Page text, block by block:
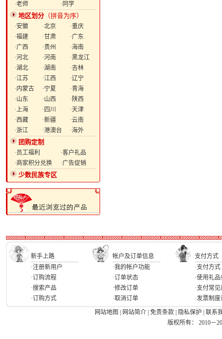
·老师
·同学
地区划分 （拼音为序）
·安徽 ·北京
·重庆
·福建
·甘肃
·广东
·广西
·贵州
·海南
·河北
·河南
·黑龙江
·湖北
·湖南
·吉林
·江苏
·江西
·辽宁
·内蒙古
·宁夏
·青海
·山东
·山西
·陕西
·上海
·四川
·天津
·西藏
·新疆
·云南
·浙江
·港澳台 ·海外
团购定制
·员工福利
·客户礼品
·商家积分兑换
·广告促销
少数民族专区
新手上路 帐户及订单信息
支付方式
·注册新用户
·订购流程
·搜索产品
·订购方式
·我的帐户功能
·订单状态
·修改订单
·取消订单
·支付方式
·使用礼品
·支付常
·发票制
网站地图
网站简介 免责条款 隐私保护
联系
版权所有： 2010－